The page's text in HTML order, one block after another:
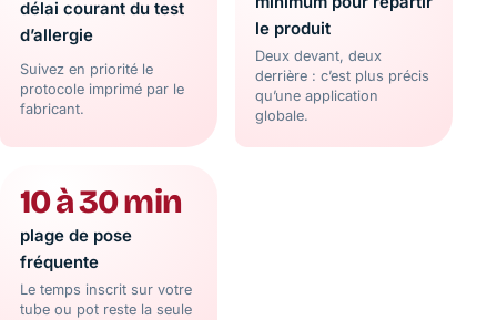
délai courant du test
d’allergie
Suivez en priorité le
protocole imprimé par le
fabricant.
le produit
Deux devant, deux
derrière : c’est plus précis
qu’une application
globale.
10 à 30 min
plage de pose
fréquente
Le temps inscrit sur votre
tube ou pot reste la seule